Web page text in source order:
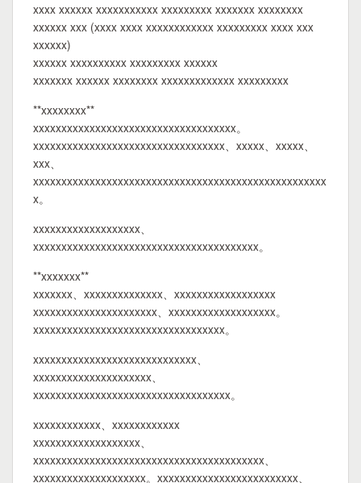
xxxx xxxxxx xxxxxxxxxxx xxxxxxxxx xxxxxxx xxxxxxxx
xxxxxx xxx (xxxx xxxx xxxxxxxxxxxx xxxxxxxxx xxxx xxx
xxxxxx)
xxxxxx xxxxxxxxxx xxxxxxxxx xxxxxx
xxxxxxx xxxxxx xxxxxxxx xxxxxxxxxxxxx xxxxxxxxx
**xxxxxxxx**
xxxxxxxxxxxxxxxxxxxxxxxxxxxxxxxxxxxx。
xxxxxxxxxxxxxxxxxxxxxxxxxxxxxxxxxx、xxxxx、xxxxx、
xxx、
xxxxxxxxxxxxxxxxxxxxxxxxxxxxxxxxxxxxxxxxxxxxxxxxxxxx
x。
xxxxxxxxxxxxxxxxxxx、
xxxxxxxxxxxxxxxxxxxxxxxxxxxxxxxxxxxxxxxx。
**xxxxxxx**
xxxxxxx、xxxxxxxxxxxxxx、xxxxxxxxxxxxxxxxxx
xxxxxxxxxxxxxxxxxxxxxx、xxxxxxxxxxxxxxxxxxx。
xxxxxxxxxxxxxxxxxxxxxxxxxxxxxxxxxx。
xxxxxxxxxxxxxxxxxxxxxxxxxxxxx、
xxxxxxxxxxxxxxxxxxxxx、
xxxxxxxxxxxxxxxxxxxxxxxxxxxxxxxxxxx。
xxxxxxxxxxxx、xxxxxxxxxxxx
xxxxxxxxxxxxxxxxxxx、
xxxxxxxxxxxxxxxxxxxxxxxxxxxxxxxxxxxxxxxxx、
xxxxxxxxxxxxxxxxxxxx。xxxxxxxxxxxxxxxxxxxxxxxxx、